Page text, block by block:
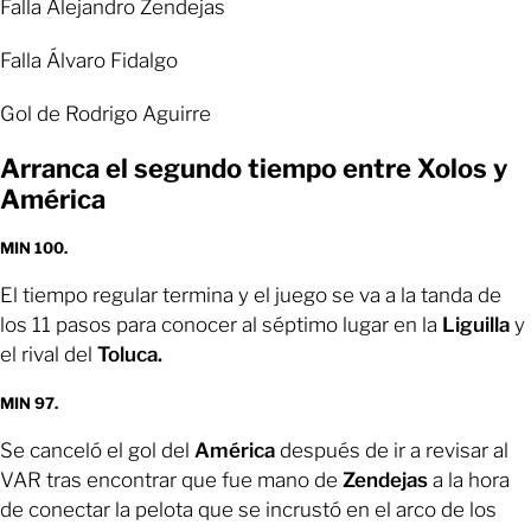
Falla Alejandro Zendejas
Falla Álvaro Fidalgo
Gol de Rodrigo Aguirre
Arranca el segundo tiempo entre Xolos y
América
MIN 100.
El tiempo regular termina y el juego se va a la tanda de
los 11 pasos para conocer al séptimo lugar en la Liguilla y
el rival del Toluca.
MIN 97.
Se canceló el gol del América después de ir a revisar al
VAR tras encontrar que fue mano de Zendejas a la hora
de conectar la pelota que se incrustó en el arco de los